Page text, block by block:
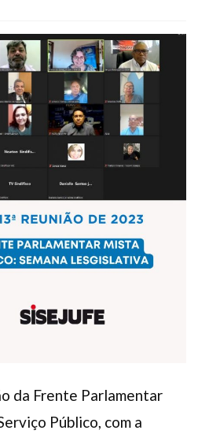
da Frente Parlamentar
Público, com a
Youtube TikTok Whatsapp